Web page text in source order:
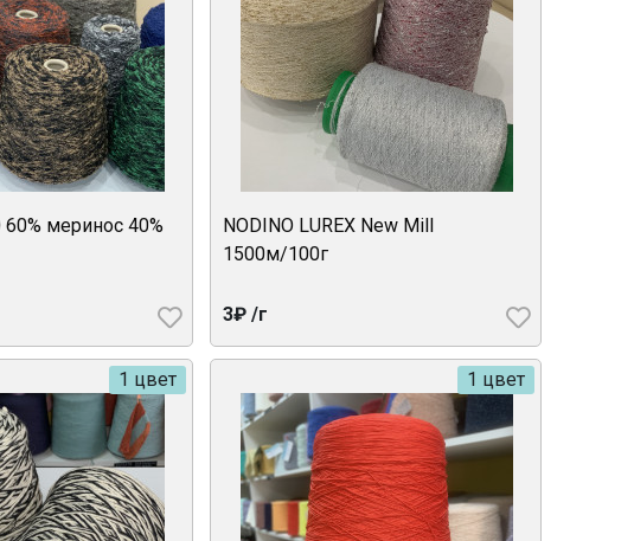
60% меринос 40%
NODINO LUREX New Mill
1500м/100г
3₽ /г
1 цвет 1 цвет